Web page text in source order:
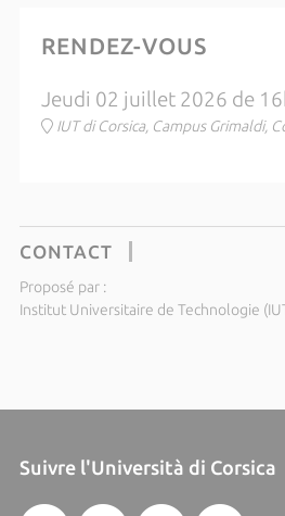
RENDEZ-VOUS
Jeudi 02 juillet 2026 de
IUT di Corsica, Campus Grimaldi,
CONTACT
Proposé par :
Institut Universitaire de Technologie
Suivre l'Università di Corsica